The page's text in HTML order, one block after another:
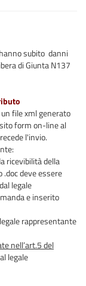
subito danni
di Giunta N137
file xml generato
form on-line al
l'invio.
ricevibilità della
.doc deve essere
legale
e inserito
rappresentante
nell’art.5 del
legale